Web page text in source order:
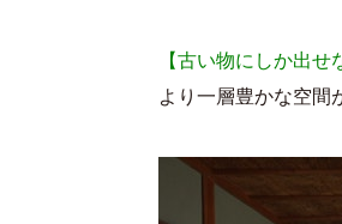
【古い物にしか出せ
より一層豊かな空間